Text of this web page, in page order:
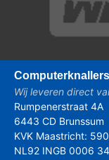
Computer
Wij leveren direct
Rumpenerstraat 4A
6443 CD Brunssum
KVK Maastricht:
NL92 INGB 0006